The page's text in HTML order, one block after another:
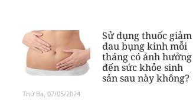
Sử dụng thuốc giảm
đau bụng kinh mỗi
tháng có ảnh hưởng
đến sức khỏe sinh
sản sau này không?
Thứ Ba, 07/05/2024